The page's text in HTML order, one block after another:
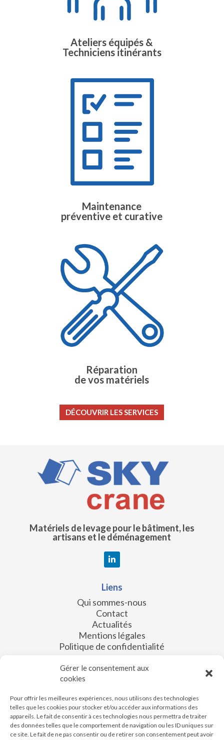
Gérer le consentement aux
cookies
Pour offrir les meilleures expériences, nous utilisons des technologies
telles que les cookies pour stocker et/ou accéder aux informations des
appareils. Le fait de consentir à ces technologies nous permettra de traiter
des données telles que le comportement de navigation ou les ID uniques sur
ce site. Le fait de ne pas consentir ou de retirer son consentement peut avoir
Ateliers équipés &
Techniciens itinérants
Maintenance
préventive et curative
Réparation
de vos matériels
DÉCOUVRIR LES SERVICES
Matériels de levage pour le bâtiment, les
artisans et le déménagement
Liens
Qui sommes-nous
Contact
Actualités
Mentions légales
Politique de confidentialité
Les filiales
XL Industries
FRACO sasu
Turboiber
TORGAR